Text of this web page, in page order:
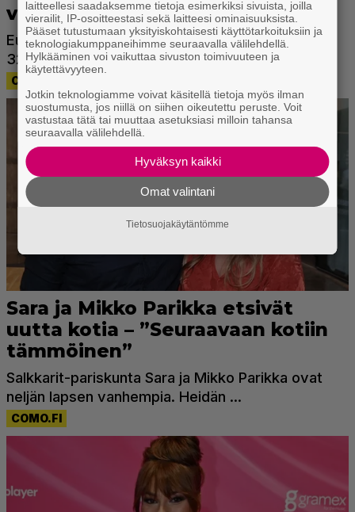
laitteellesi saadaksemme tietoja esimerkiksi sivuista, joilla
vierailit, IP-osoitteestasi sekä laitteesi ominaisuuksista.
Pääset tutustumaan yksityiskohtaisesti käyttötarkoituksiin ja
teknologiakumppaneihimme seuraavalla välilehdellä.
Hylkääminen voi vaikuttaa sivuston toimivuuteen ja
käytettävyyteen.
Jotkin teknologiamme voivat käsitellä tietoja myös ilman
suostumusta, jos niillä on siihen oikeutettu peruste. Voit
vastustaa tätä tai muuttaa asetuksiasi milloin tahansa
seuraavalla välilehdellä.
Hyväksyn kaikki
Omat valintani
Tietosuojakäytäntömme